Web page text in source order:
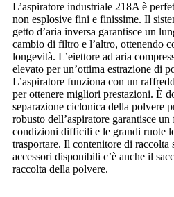
L’aspiratore industriale 218A è
non esplosive fini e finissime. Il
getto d’aria inversa garantisce un
cambio di filtro e l’altro, ottenendo
longevità. L’eiettore ad aria
elevato per un’ottima estrazione di
L’aspiratore funziona con un
per ottenere migliori prestazioni. È
separazione ciclonica della polvere
robusto dell’aspiratore garantisce
condizioni difficili e le grandi ruote
trasportare. Il contenitore di
accessori disponibili c’è anche il
raccolta della polvere.